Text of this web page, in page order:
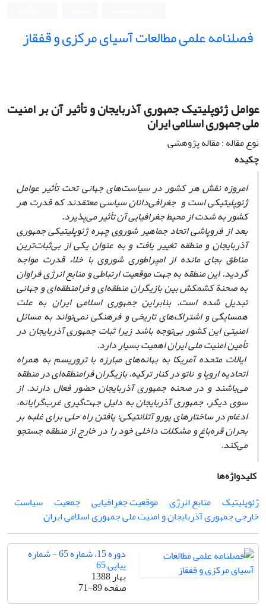
فصلنامه علمی مطالعات آسیای مرکزی و قفقاز
عوامل ژئوپلیتیک جمهوری آذربایجان و تأثیر آن بر امنیت
ملی جمهوری اسلامی ایران
نوع مقاله : مقاله پژوهشی
چکیده
امروزه نقش هر کشور در سیاست‌‌های جهانی تحت تأثیر عوامل
ژئوپلیتیکی است و جغرافیدانان سیاسی معتقدند که قدرت هر
کشور به شدت از محیط جغرافیاییآن تأثیر میپذیرد.
بعد از فروپاشی اتحاد جماهیر شوروی چهره ژئوپلیتیکی جمهوری
آذربایجان و منطقه تغییر یافت و به عنوان یکی از بی‌‌ثبات‌‌ترین
مناطق بجای مانده از امپراطوری شوروی با خلاء قدرت مواجه
گردید. این منطقه به جهت موقعیت ارتباطی و منابع انرژی فراوان
به صحنة کشمکش بین بازیگران منطقه‌ای و فرامنطقه‌ای و جهانی
تبدیل شده است. بنابراین جمهوری اسلامی ایران به علت
همسایگی و اشتراک‌‌های تاریخی و فرهنگی نمی‌تواند به مسائل
امنیتی این کشور بی‌توجه باشد زیرا ثبات جمهوری آذربایجان در
تأمین امنیت ملی ایران اهمیت بسیار دارد.
ایالات متحده آمریکا به بهانه‌های مبارزه با تروریسم به همراه
اتحادیه اروپا و ناتو در کنار ترکیه، بازیگران فرامنطقه‌ای در منطقه
می‌باشند و در صحنه جمهوری آذربایجان حضور فعال دارند. از
سوی دیگر، جمهوری آذربایجان به دلیل جهت‌گیری‌ غرب‌گرایانه،
ادغام در ساختارهای یورو آتلانتیکی؛یافتن راه حلی برای غلبه بر
بحران قره‌باغ و مشکلات داخلی خود را در خارج از منطقه جستجو
می‌کند.
کلیدواژه‌ها
ژئوپلیتیک
منابع انرژی موقعیت جغرافیایی جمعیت
سیاست
خارجی جمهوری آذربایجان و امنیت ملی جمهوری اسلامی ایران
دوره 15، شماره 65 - شماره
پیاپی 65
بهار 1388
صفحه71-89